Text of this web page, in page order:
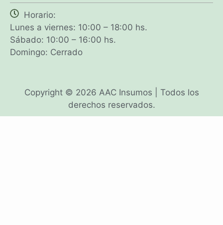
Horario:
Lunes a viernes: 10:00 – 18:00 hs.
Sábado: 10:00 – 16:00 hs.
Domingo: Cerrado
Copyright © 2026 AAC Insumos | Todos los
derechos reservados.